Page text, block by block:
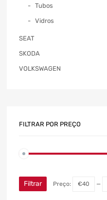
Tubos
Vidros
SEAT
SKODA
VOLKSWAGEN
FILTRAR POR PREÇO
Filtrar Preço: €40 —